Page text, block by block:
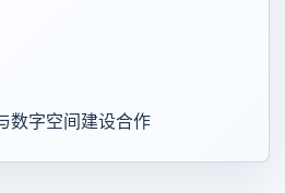
数字空间建设合作